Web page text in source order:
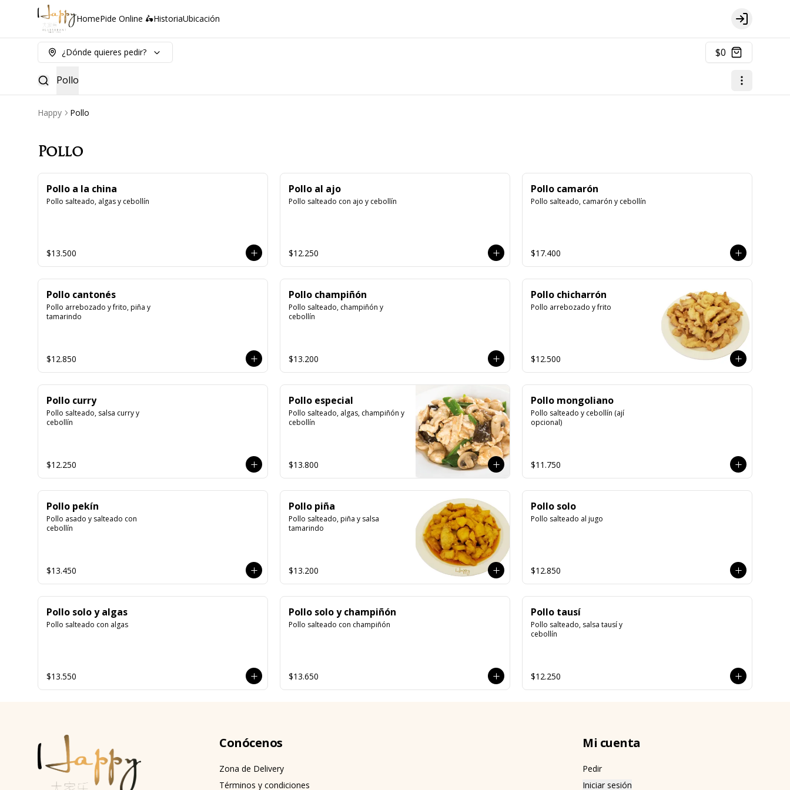
HomePide Online 🛵HistoriaUbicación Login
¿Dónde quieres pedir? $0
Pollo
Happy Pollo
Pollo
Pollo a la china
Pollo salteado, algas y cebollín
$13.500
Pollo al ajo
Pollo salteado con ajo y cebollín
$12.250
Pollo camarón
Pollo salteado, camarón y cebollín
$17.400
Pollo cantonés
Pollo arrebozado y frito, piña y
tamarindo
$12.850
Pollo champiñón
Pollo salteado, champiñón y
cebollín
$13.200
Pollo chicharrón
Pollo arrebozado y frito
$12.500
Pollo curry
Pollo salteado, salsa curry y
cebollín
$12.250
Pollo especial
Pollo salteado, algas, champiñón y
cebollín
$13.800
Pollo mongoliano
Pollo salteado y cebollín (ají
opcional)
$11.750
Pollo pekín
Pollo asado y salteado con
cebollín
$13.450
Pollo piña
Pollo salteado, piña y salsa
tamarindo
$13.200
Pollo solo
Pollo salteado al jugo
$12.850
Pollo solo y algas
Pollo salteado con algas
$13.550
Pollo solo y champiñón
Pollo salteado con champiñón
$13.650
Pollo tausí
Pollo salteado, salsa tausí y
cebollín
$12.250
Conócenos
Zona de Delivery
Términos y condiciones
Mi cuenta
Pedir
Iniciar sesión